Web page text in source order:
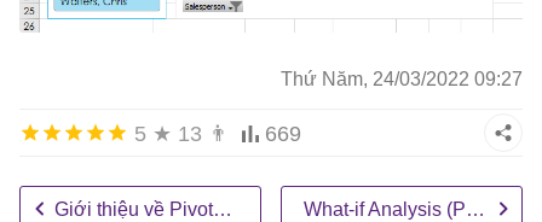
Thứ Năm, 24/03/2022 09:27
5 ★ 13 👨 669
Giới thiệu về PivotTables What-if Analysis (Phân tích Nếu-thì)